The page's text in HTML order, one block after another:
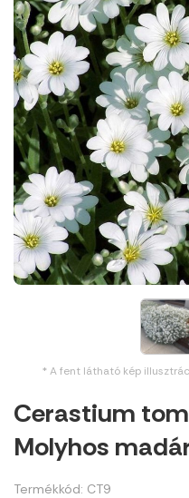
* A fent látható kép
Cerastium
Molyhos
Termékkód: CT9